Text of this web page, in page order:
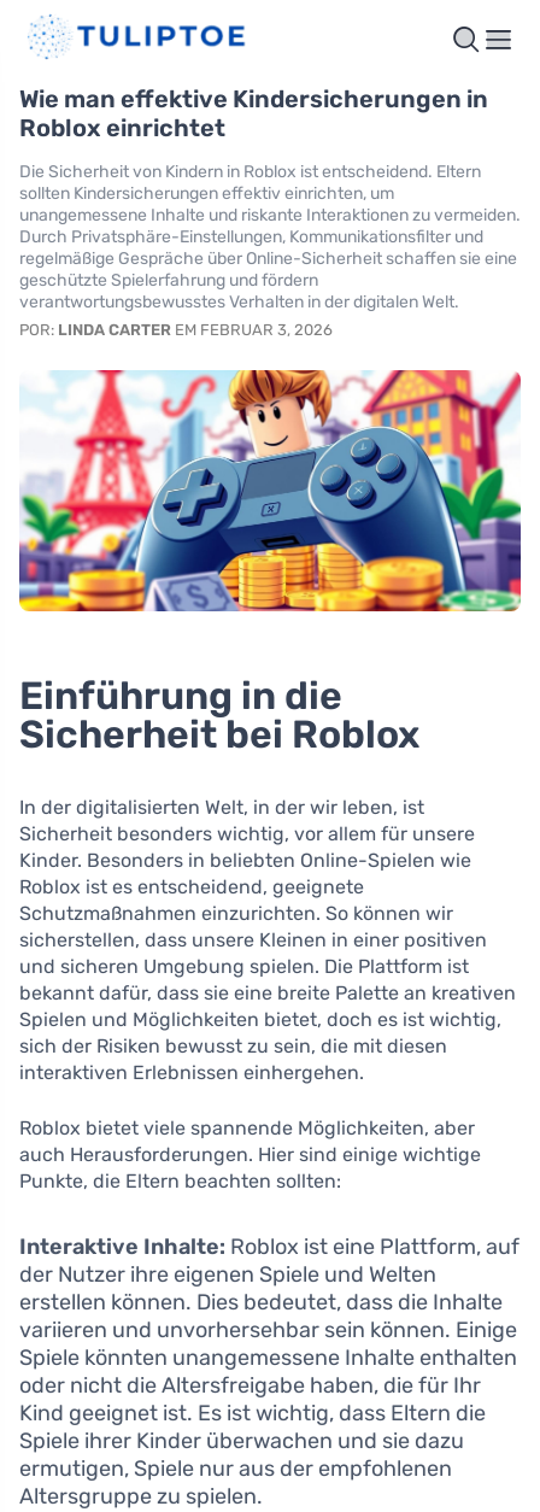
Wie man effektive Kindersicherungen in
Roblox einrichtet
Die Sicherheit von Kindern in Roblox ist entscheidend. Eltern
sollten Kindersicherungen effektiv einrichten, um
unangemessene Inhalte und riskante Interaktionen zu vermeiden.
Durch Privatsphäre-Einstellungen, Kommunikationsfilter und
regelmäßige Gespräche über Online-Sicherheit schaffen sie eine
geschützte Spielerfahrung und fördern
verantwortungsbewusstes Verhalten in der digitalen Welt.
POR: LINDA CARTER EM FEBRUAR 3, 2026
Einführung in die
Sicherheit bei Roblox
In der digitalisierten Welt, in der wir leben, ist
Sicherheit besonders wichtig, vor allem für unsere
Kinder. Besonders in beliebten Online-Spielen wie
Roblox ist es entscheidend, geeignete
Schutzmaßnahmen einzurichten. So können wir
sicherstellen, dass unsere Kleinen in einer positiven
und sicheren Umgebung spielen. Die Plattform ist
bekannt dafür, dass sie eine breite Palette an kreativen
Spielen und Möglichkeiten bietet, doch es ist wichtig,
sich der Risiken bewusst zu sein, die mit diesen
interaktiven Erlebnissen einhergehen.
Roblox bietet viele spannende Möglichkeiten, aber
auch Herausforderungen. Hier sind einige wichtige
Punkte, die Eltern beachten sollten:
Interaktive Inhalte: Roblox ist eine Plattform, auf
der Nutzer ihre eigenen Spiele und Welten
erstellen können. Dies bedeutet, dass die Inhalte
variieren und unvorhersehbar sein können. Einige
Spiele könnten unangemessene Inhalte enthalten
oder nicht die Altersfreigabe haben, die für Ihr
Kind geeignet ist. Es ist wichtig, dass Eltern die
Spiele ihrer Kinder überwachen und sie dazu
ermutigen, Spiele nur aus der empfohlenen
Altersgruppe zu spielen.